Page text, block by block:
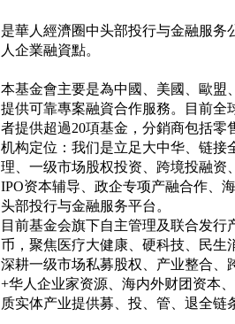
是華人經濟圈中头部投行与金融服务
人企業融資點。
本基金會主要是為中國、美國、歐盟
提供可靠專案融資合作服務。目前全
者提供超過20項基金，分銷商包括零
机构定位：我们是立足大中华、链接
理、一级市场股权投资、跨境投融资
IPO资本辅导、政企专项产融合作、
头部投行与金融服务平台。
目前基金会旗下自主管理及联合发行
币，聚焦医疗大健康、硬科技、民生
深耕一级市场私募股权、产业整合、
+华人企业家资源、海内外财团资本
质实体产业提供募、投、管、退全链